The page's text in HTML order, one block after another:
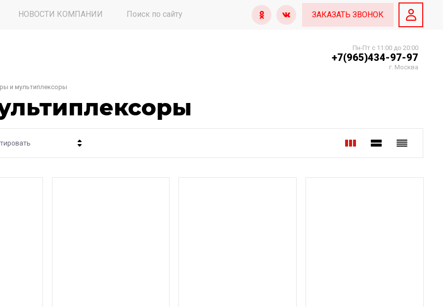
НОВОСТИ КОМПАНИИ Поиск по сайту ЗАКАЗАТЬ ЗВОНОК
Пн-Пт с 11:00 до 20:00
+7(965)434-97-97
г. Москва
и мультиплексоры